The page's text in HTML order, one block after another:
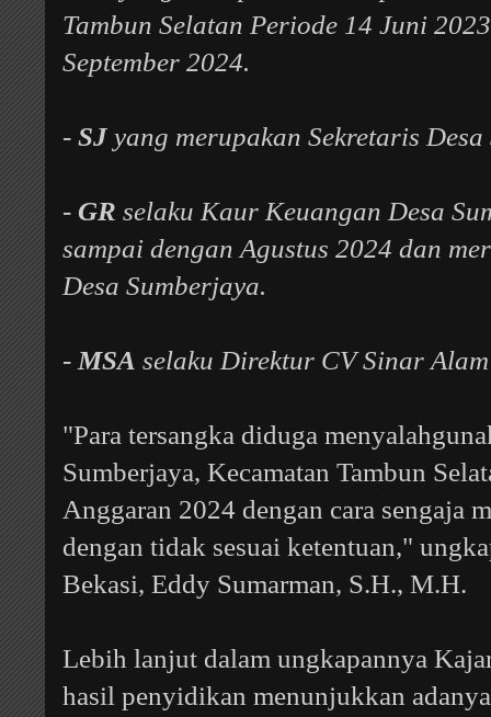
Tambun Selatan Periode 14 Juni
September 2024.
- SJ yang merupakan Sekretaris
- GR selaku Kaur Keuangan Desa
sampai dengan Agustus 2024 dan
Desa Sumberjaya.
- MSA selaku Direktur CV Sinar
"Para tersangka diduga
Sumberjaya, Kecamatan Tambun
Anggaran 2024 dengan cara sengaja
dengan tidak sesuai ketentuan,"
Bekasi, Eddy Sumarman, S.H., M.H.
Lebih lanjut dalam ungkapannya
hasil penyidikan menunjukkan